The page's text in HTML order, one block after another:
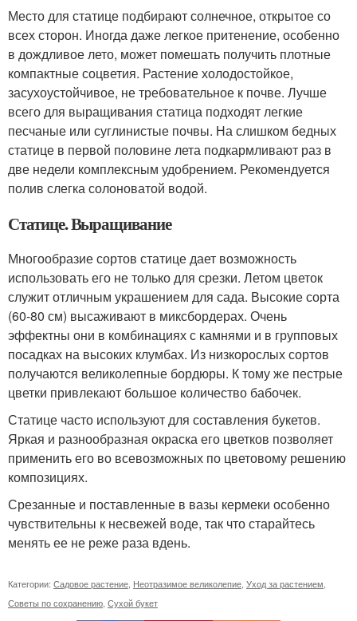
Место для статице подбирают солнечное, открытое со
всех сторон. Иногда даже легкое притенение, особенно
в дождливое лето, может помешать получить плотные
компактные соцветия. Растение холодостойкое,
засухоустойчивое, не требовательное к почве. Лучше
всего для выращивания статица подходят легкие
песчаные или суглинистые почвы. На слишком бедных
статице в первой половине лета подкармливают раз в
две недели комплексным удобрением. Рекомендуется
полив слегка солоноватой водой.
Статице. Выращивание
Многообразие сортов статице дает возможность
использовать его не только для срезки. Летом цветок
служит отличным украшением для сада. Высокие сорта
(60-80 см) высаживают в миксбордерах. Очень
эффектны они в комбинациях с камнями и в групповых
посадках на высоких клумбах. Из низкорослых сортов
получаются великолепные бордюры. К тому же пестрые
цветки привлекают большое количество бабочек.
Статице часто используют для составления букетов.
Яркая и разнообразная окраска его цветков позволяет
применить его во всевозможных по цветовому решению
композициях.
Срезанные и поставленные в вазы кермеки особенно
чувствительны к несвежей воде, так что старайтесь
менять ее не реже раза вдень.
Категории: Садовое растение Неотразимое великолепие Уход за растением
Советы по сохранению Сухой букет